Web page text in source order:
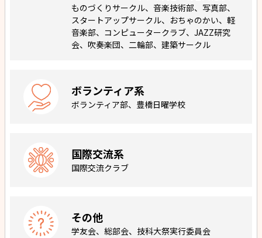
ものづくりサークル、音楽技術部、写真部、
スタートアップサークル、おちゃのかい、軽
音楽部、コンピュータークラブ、JAZZ研究
会、吹奏楽団、二輪部、建築サークル
ボランティア系
ボランティア部、豊橋日曜学校
国際交流系
国際交流クラブ
その他
学友会、総部会、技科大祭実行委員会